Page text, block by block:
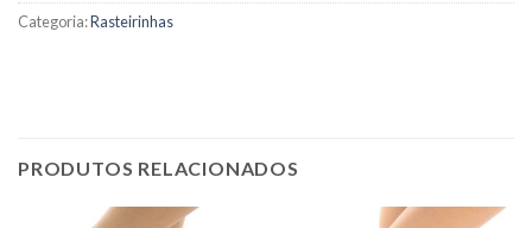
Categoria:Rasteirinhas
PRODUTOS RELACIONADOS